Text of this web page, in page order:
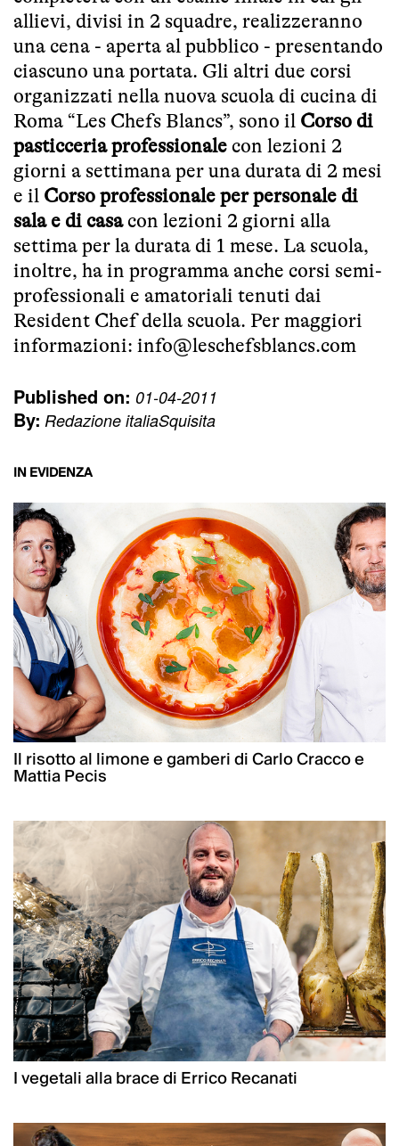
allievi, divisi in 2 squadre, realizzeranno
una cena - aperta al pubblico - presentando
ciascuno una portata. Gli altri due corsi
organizzati nella nuova scuola di cucina di
Roma “Les Chefs Blancs”, sono il Corso di
pasticceria professionale con lezioni 2
giorni a settimana per una durata di 2 mesi
e il Corso professionale per personale di
sala e di casacon lezioni 2 giorni alla
settima per la durata di 1 mese. La scuola,
inoltre, ha in programma anche corsi semi-
professionali e amatoriali tenuti dai
Resident Chef della scuola. Per maggiori
informazioni: info@leschefsblancs.com
Published on: 01-04-2011
By: Redazione italiaSquisita
IN EVIDENZA
Il risotto al limone e gamberi di Carlo Cracco e
Mattia Pecis
I vegetali alla brace di Errico Recanati